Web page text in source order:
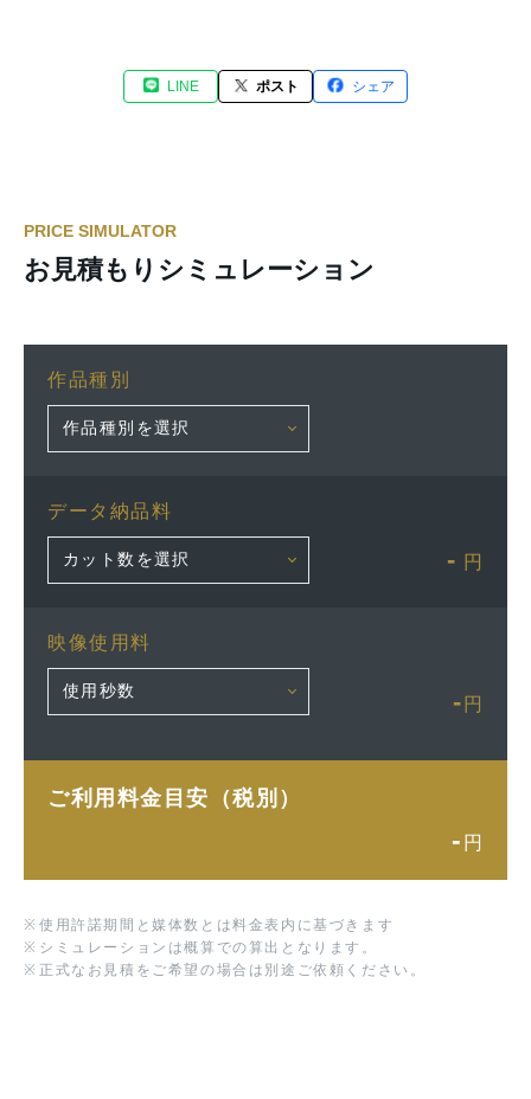
LINE ポスト シェア
PRICE SIMULATOR
お見積もりシミュレーション
作品種別
データ納品料
- 円
映像使用料
- 円
ご利用料金目安（税別）
- 円
※ 使用許諾期間と媒体数とは料金表内に基づきます
※ シミュレーションは概算での算出となります。
※ 正式なお見積をご希望の場合は別途ご依頼ください。